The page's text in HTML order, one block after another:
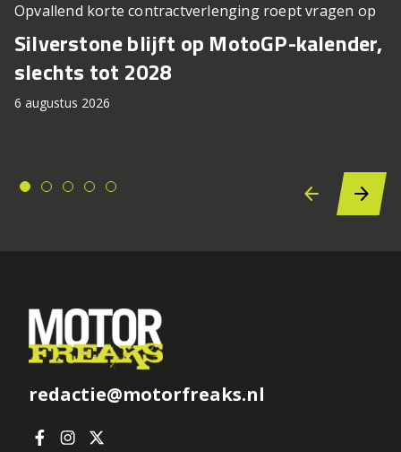
Opvallend korte contractverlenging roept vragen op
Silverstone blijft op MotoGP-kalender,
slechts tot 2028
6 augustus 2026
redactie@motorfreaks.nl